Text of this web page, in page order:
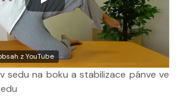
z YouTube
sedu na boku a stabilizace pánve ve